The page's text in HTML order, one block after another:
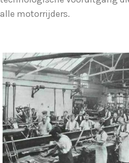
alle motorrijders.